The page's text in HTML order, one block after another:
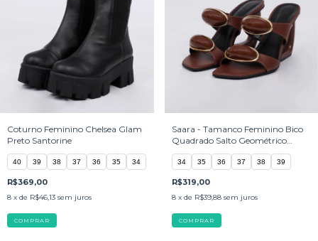
Coturno Feminino Chelsea Glam
Preto Santorine
40 39 38 37 36 35 34
R$369,00
8 x de R$46,13 sem juros
COMPRAR
Saara - Tamanco Feminino Bico
Quadrado Salto Geométrico
Marrom
34 35 36 37 38 39
R$319,00
8 x de R$39,88 sem juros
COMPRAR